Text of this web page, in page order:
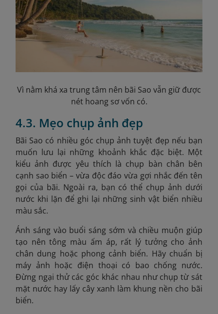
Vì nằm khá xa trung tâm nên bãi Sao vẫn giữ được
nét hoang sơ vốn có.
4.3. Mẹo chụp ảnh đẹp
Bãi Sao có nhiều góc chụp ảnh tuyệt đẹp nếu bạn
muốn lưu lại những khoảnh khắc đặc biệt. Một
kiểu ảnh được yêu thích là chụp bàn chân bên
cạnh sao biển – vừa độc đáo vừa gợi nhắc đến tên
gọi của bãi. Ngoài ra, bạn có thể chụp ảnh dưới
nước khi lặn để ghi lại những sinh vật biển nhiều
màu sắc.
Ánh sáng vào buổi sáng sớm và chiều muộn giúp
tạo nên tông màu ấm áp, rất lý tưởng cho ảnh
chân dung hoặc phong cảnh biển. Hãy chuẩn bị
máy ảnh hoặc điện thoại có bao chống nước.
Đừng ngại thử các góc khác nhau như chụp từ sát
mặt nước hay lấy cây xanh làm khung nền cho bãi
biển.